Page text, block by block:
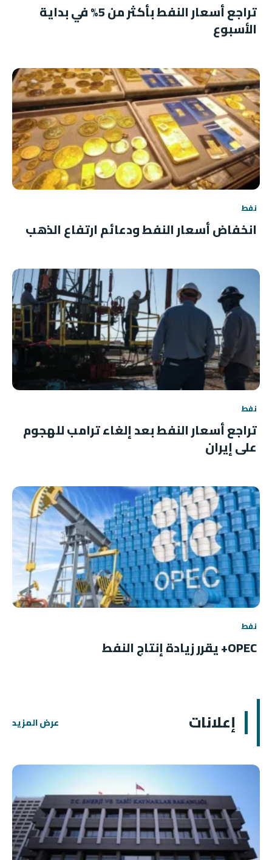
تراجع أسعار النفط بأكثر من 5% في بداية
الأسبوع
نفط
انخفاض أسعار النفط ودعائم ارتفاع الذهب
نفط
تراجع أسعار النفط بعد إلغاء ترامب للهجوم
على إيران
نفط
OPEC+ يقرر زيادة إنتاج النفط
إعلانات عرض المزيد